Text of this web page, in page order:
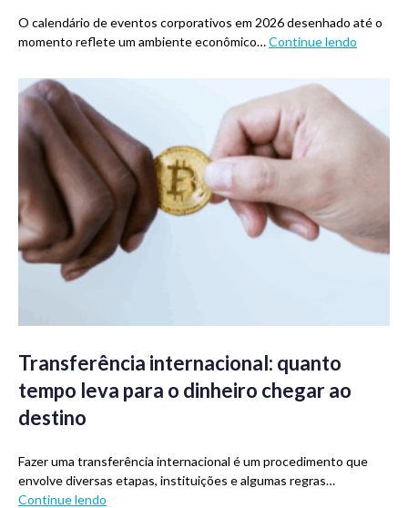
O calendário de eventos corporativos em 2026 desenhado até o
momento reflete um ambiente econômico…Continue lendo
Transferência internacional: quanto
tempo leva para o dinheiro chegar ao
destino
Fazer uma transferência internacional é um procedimento que
envolve diversas etapas, instituições e algumas regras…
Continue lendo